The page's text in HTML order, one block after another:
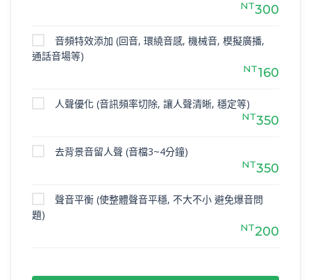
NT300
音頻特效添加 (回音, 環繞音感, 機械音, 模擬廣播,
通話音場等)
NT160
人聲優化 (音訊頻率切除, 讓人聲清晰, 穩定等)
NT350
去背景音留人聲 (音檔3~4分鐘)
NT350
聲音平衡 (使整體聲音平穩, 不大不小 避免爆音問
題)
NT200